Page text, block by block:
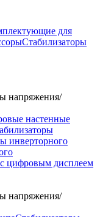
для
Стабилизаторы
напряжения/
настенные
инверторного
цифровым дисплеем
напряжения/